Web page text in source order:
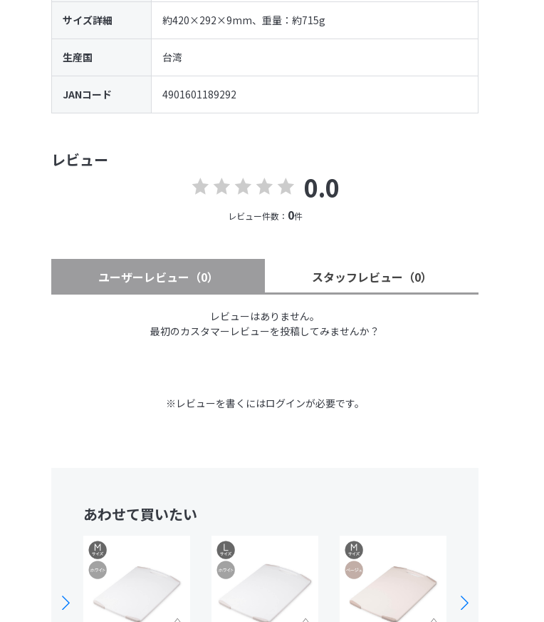
サイズ詳細 約420×292×9mm、重量：約715g
生産国 台湾
JANコード 4901601189292
あわせて買いたい
レビュー
0.0
レビュー件数： 0件
ユーザーレビュー （0） スタッフレビュー （0）
レビューはありません。
最初のカスタマーレビューを投稿してみませんか？
※レビューを書くにはログインが必要です。